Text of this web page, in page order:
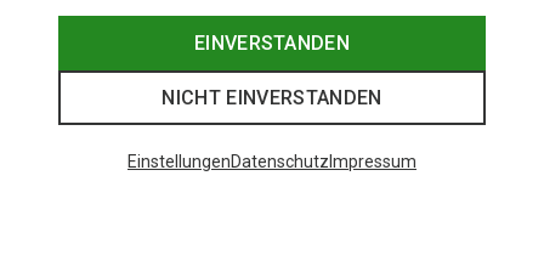
EINVERSTANDEN
NICHT EINVERSTANDEN
EinstellungenDatenschutz Impressum